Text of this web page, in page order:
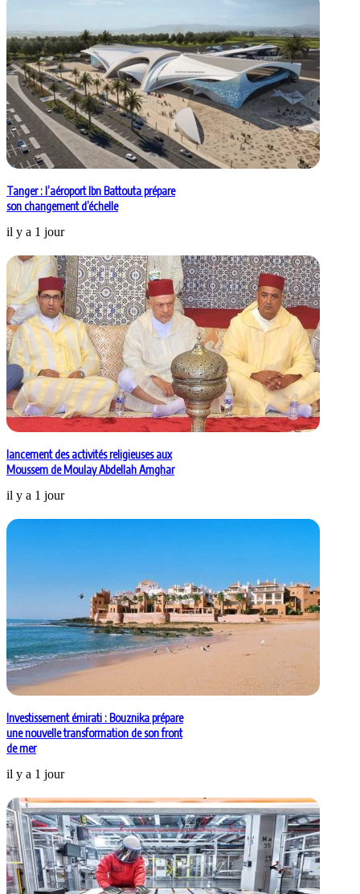
Tanger : l’aéroport Ibn Battouta prépare
son changement d’échelle
il y a 1 jour
lancement des activités religieuses aux
Moussem de Moulay Abdellah Amghar
il y a 1 jour
Investissement émirati : Bouznika prépare
une nouvelle transformation de son front
de mer
il y a 1 jour